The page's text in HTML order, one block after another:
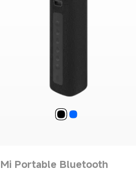
Mi Portable Bluetooth